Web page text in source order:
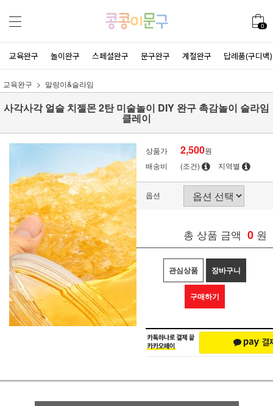
0
교육완구 놀이완구 스페셜완구 문구완구 계절완구 답례품(구디백)
교육완구 말랑이&슬라임
사각사각 얼슬 치젤몬 2탄 미술놀이 DIY 완구 촉감놀이 슬라임
클레이
상품가 2,500원
배송비
(조건) 지역별
옵션
총 상품 금액 0 원
관심상품 장바구니
구매하기